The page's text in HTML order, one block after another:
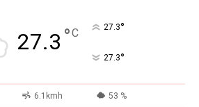
27.3 °C 27.3°
27.3°
6.1kmh 53 %